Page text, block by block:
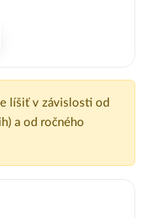
líšiť v závislosti od
a od ročného